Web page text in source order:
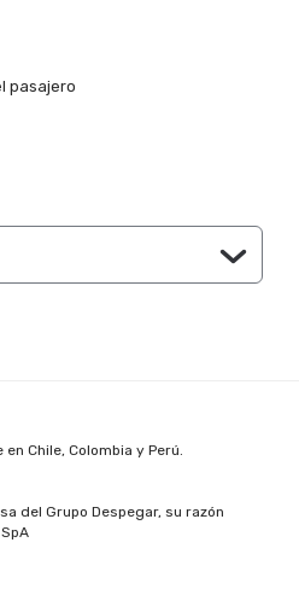
pasajero
en Chile, Colombia y Perú.
del Grupo Despegar, su razón